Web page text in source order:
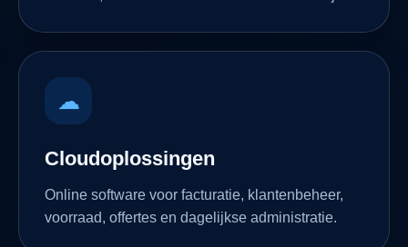
Cloudoplossingen
voorraad, offertes en dagelijkse administratie.